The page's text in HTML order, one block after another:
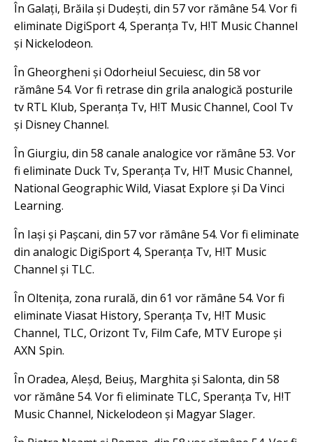
În Galați, Brăila și Dudești, din 57 vor rămâne 54. Vor fi
eliminate DigiSport 4, Speranța Tv, H!T Music Channel
și Nickelodeon.
În Gheorgheni și Odorheiul Secuiesc, din 58 vor
rămâne 54. Vor fi retrase din grila analogică posturile
tv RTL Klub, Speranța Tv, H!T Music Channel, Cool Tv
și Disney Channel.
În Giurgiu, din 58 canale analogice vor rămâne 53. Vor
fi eliminate Duck Tv, Speranța Tv, H!T Music Channel,
National Geographic Wild, Viasat Explore și Da Vinci
Learning.
În Iași și Pașcani, din 57 vor rămâne 54. Vor fi eliminate
din analogic DigiSport 4, Speranța Tv, H!T Music
Channel și TLC.
În Oltenița, zona rurală, din 61 vor rămâne 54. Vor fi
eliminate Viasat History, Speranța Tv, H!T Music
Channel, TLC, Orizont Tv, Film Cafe, MTV Europe și
AXN Spin.
În Oradea, Aleșd, Beiuș, Marghita și Salonta, din 58
vor rămâne 54. Vor fi eliminate TLC, Speranța Tv, H!T
Music Channel, Nickelodeon și Magyar Slager.